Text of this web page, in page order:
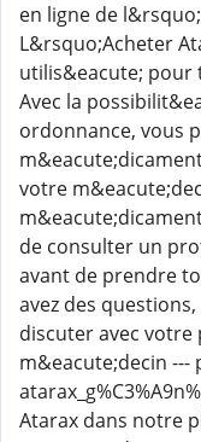
en ligne de
L&rsquo;Acheter
utilis&eacute;
Avec la
ordonnance, vous
votre
de consulter un
avant de prendre
avez des
discuter avec
m&eacute;decin
Atarax dans notre